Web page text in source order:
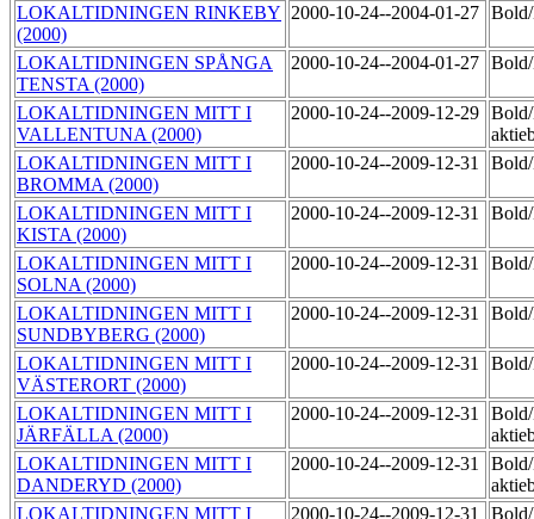
LOKALTIDNINGEN RINKEBY
(2000)
2000-10-24--2004-01-27
LOKALTIDNINGEN SPÅNGA
TENSTA (2000)
2000-10-24--2004-01-27
LOKALTIDNINGEN MITT I
VALLENTUNA (2000)
2000-10-24--2009-12-29
LOKALTIDNINGEN MITT I
BROMMA (2000)
2000-10-24--2009-12-31
LOKALTIDNINGEN MITT I
KISTA (2000)
2000-10-24--2009-12-31
LOKALTIDNINGEN MITT I
SOLNA (2000)
2000-10-24--2009-12-31
LOKALTIDNINGEN MITT I
SUNDBYBERG (2000)
2000-10-24--2009-12-31
LOKALTIDNINGEN MITT I
VÄSTERORT (2000)
2000-10-24--2009-12-31
LOKALTIDNINGEN MITT I
JÄRFÄLLA (2000)
2000-10-24--2009-12-31
LOKALTIDNINGEN MITT I
DANDERYD (2000)
2000-10-24--2009-12-31
LOKALTIDNINGEN MITT I
2000-10-24--2009-12-31